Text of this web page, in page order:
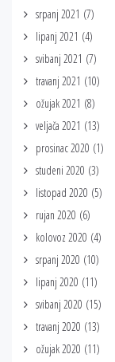
srpanj 2021 (7)
lipanj 2021 (4)
svibanj 2021 (7)
travanj 2021 (10)
ožujak 2021 (8)
veljača 2021 (13)
prosinac 2020 (1)
studeni 2020 (3)
listopad 2020 (5)
rujan 2020 (6)
kolovoz 2020 (4)
srpanj 2020 (10)
lipanj 2020 (11)
svibanj 2020 (15)
travanj 2020 (13)
ožujak 2020 (11)